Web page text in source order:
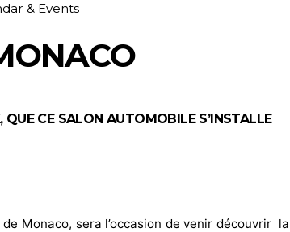
& Events
CE SALON AUTOMOBILE S’INSTALLE
Monaco, sera l’occasion de venir découvrir la